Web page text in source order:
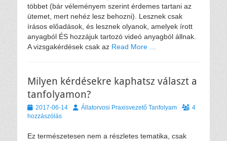
többet (bár véleményem szerint érdemes tartani az
ütemet, mert nehéz lesz behozni). Lesznek csak
írásos előadások, és lesznek olyanok, amelyek írott
anyagból ÉS hozzájuk tartozó videó anyagból állnak.
A vizsgakérdések csak az Read More …
Milyen kérdésekre kaphatsz választ a
tanfolyamon?
Közzétéve
2017-06-14 SzerzőÁllatorvosi Praxisvezető Tanfolyam
4
hozzászólás
Ez természetesen nem a részletes tematika, csak